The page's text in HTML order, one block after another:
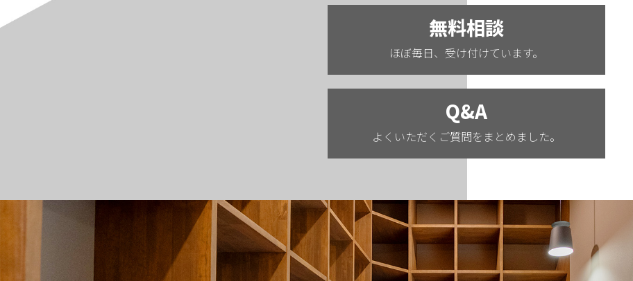
無料相談
ほぼ毎日、受け付けています。
Q&A
よくいただくご質問をまとめました。